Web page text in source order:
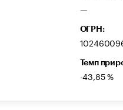
—
ОГРН:
Темп
-43,85 %